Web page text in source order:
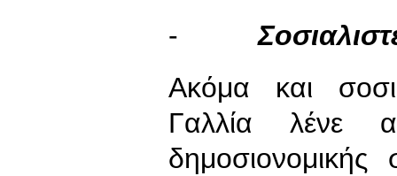
-
Ακόμα και
Γαλλία λένε
δημοσιονομικής